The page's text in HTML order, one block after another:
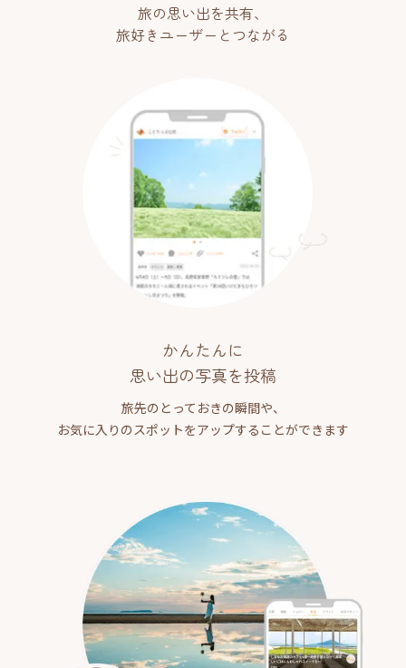
旅の思い出を共有、
旅好きユーザーとつながる
かんたんに
思い出の写真を投稿
旅先のとっておきの瞬間や、
お気に入りのスポットをアップすることができます